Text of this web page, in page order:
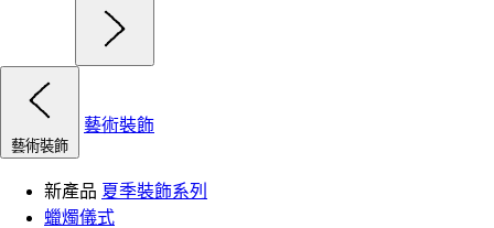
藝術裝飾
藝術裝飾
新產品 夏季裝飾系列
蠟燭儀式